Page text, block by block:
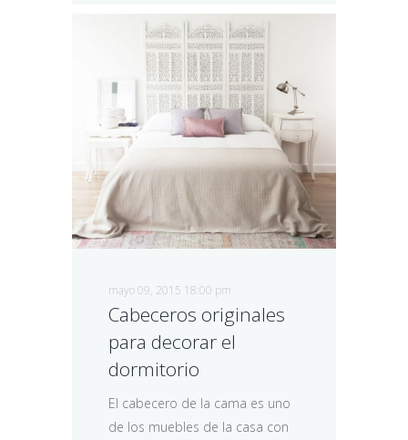
mayo 09, 2015 18:00 pm
Cabeceros originales
para decorar el
dormitorio
El cabecero de la cama es uno
de los muebles de la casa con